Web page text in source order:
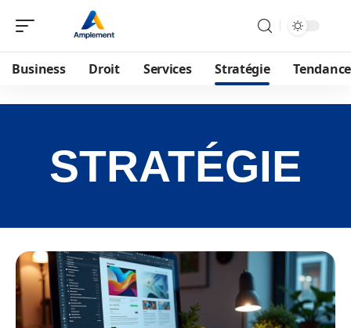
Business Droit Services Stratégie
STRATÉGIE